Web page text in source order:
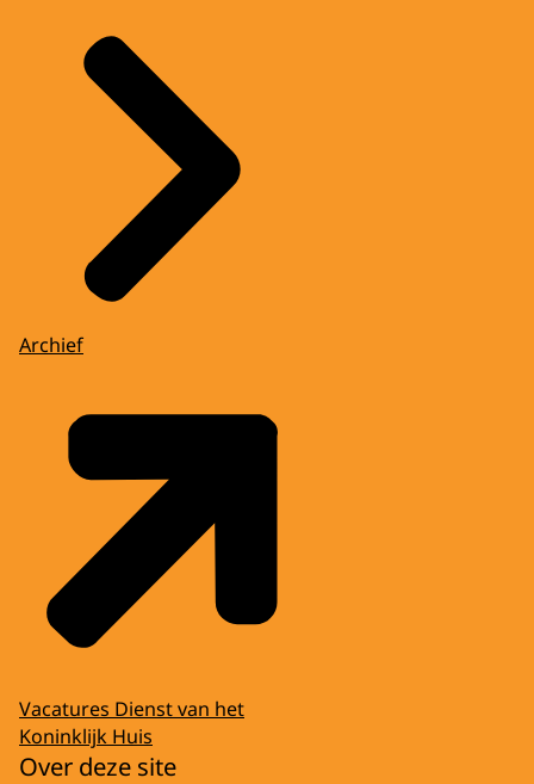
Archief
Vacatures Dienst van het
Koninklijk Huis
Over deze site